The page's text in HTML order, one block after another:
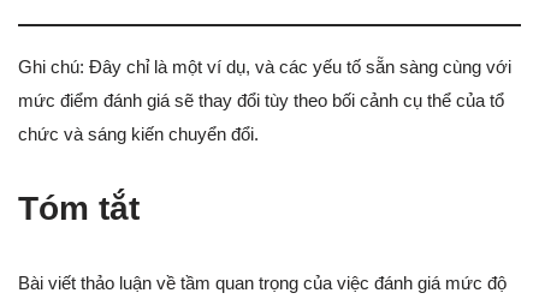
Ghi chú: Đây chỉ là một ví dụ, và các yếu tố sẵn sàng cùng với
mức điểm đánh giá sẽ thay đổi tùy theo bối cảnh cụ thể của tổ
chức và sáng kiến chuyển đổi.
Tóm tắt
Bài viết thảo luận về tầm quan trọng của việc đánh giá mức độ